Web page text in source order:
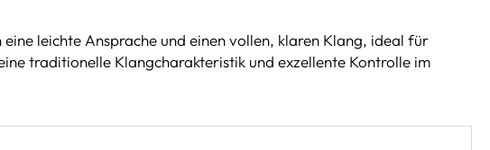
leichte Ansprache und einen vollen, klaren Klang, ideal für
traditionelle Klangcharakteristik und exzellente Kontrolle im